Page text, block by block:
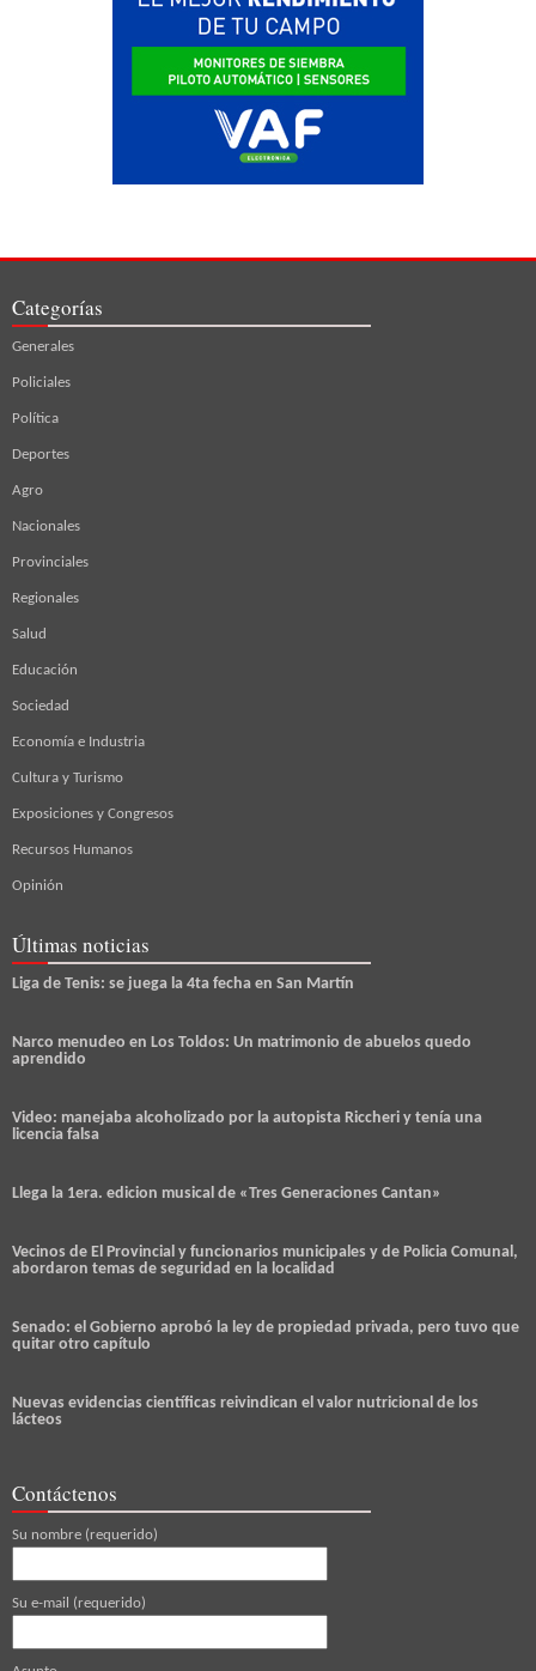
Categorías
Generales
Policiales
Política
Deportes
Agro
Nacionales
Provinciales
Regionales
Salud
Educación
Sociedad
Economía e Industria
Cultura y Turismo
Exposiciones y Congresos
Recursos Humanos
Opinión
Últimas noticias
Liga de Tenis: se juega la 4ta fecha en San Martín
Narco menudeo en Los Toldos: Un matrimonio de abuelos quedo
aprendido
Video: manejaba alcoholizado por la autopista Riccheri y tenía una
licencia falsa
Llega la 1era. edicion musical de «Tres Generaciones Cantan»
Vecinos de El Provincial y funcionarios municipales y de Policia Comunal,
abordaron temas de seguridad en la localidad
Senado: el Gobierno aprobó la ley de propiedad privada, pero tuvo que
quitar otro capítulo
Nuevas evidencias científicas reivindican el valor nutricional de los
lácteos
Contáctenos
Su nombre (requerido)
Su e-mail (requerido)